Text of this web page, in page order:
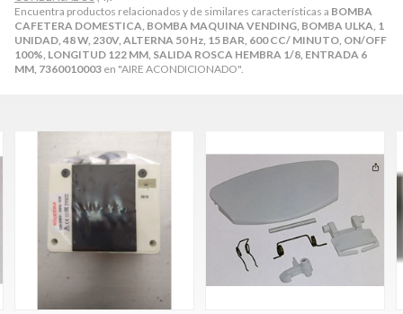
Encuentra productos relacionados y de similares características a BOMBA
CAFETERA DOMESTICA, BOMBA MAQUINA VENDING, BOMBA ULKA, 1
UNIDAD, 48 W, 230V, ALTERNA 50 Hz, 15 BAR, 600 CC/ MINUTO, ON/OFF
100%, LONGITUD 122 MM, SALIDA ROSCA HEMBRA 1/8, ENTRADA 6
MM, 7360010003 en "AIRE ACONDICIONADO".